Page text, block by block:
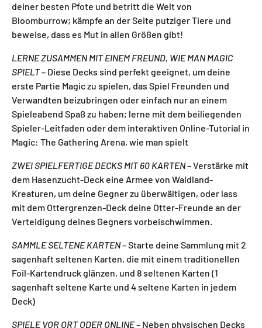
deiner besten Pfote und betritt die Welt von
Bloomburrow; kämpfe an der Seite putziger Tiere und
beweise, dass es Mut in allen Größen gibt!
LERNE ZUSAMMEN MIT EINEM FREUND, WIE MAN MAGIC
SPIELT– Diese Decks sind perfekt geeignet, um deine
erste Partie Magic zu spielen, das Spiel Freunden und
Verwandten beizubringen oder einfach nur an einem
Spieleabend Spaß zu haben; lerne mit dem beiliegenden
Spieler-Leitfaden oder dem interaktiven Online-Tutorial in
Magic: The Gathering Arena, wie man spielt
ZWEI SPIELFERTIGE DECKS MIT 60 KARTEN– Verstärke mit
dem Hasenzucht-Deck eine Armee von Waldland-
Kreaturen, um deine Gegner zu überwältigen, oder lass
mit dem Ottergrenzen-Deck deine Otter-Freunde an der
Verteidigung deines Gegners vorbeischwimmen.
SAMMLE SELTENE KARTEN– Starte deine Sammlung mit 2
sagenhaft seltenen Karten, die mit einem traditionellen
Foil-Kartendruck glänzen, und 8 seltenen Karten (1
sagenhaft seltene Karte und 4 seltene Karten in jedem
Deck)
SPIELE VOR ORT ODER ONLINE– Neben physischen Decks